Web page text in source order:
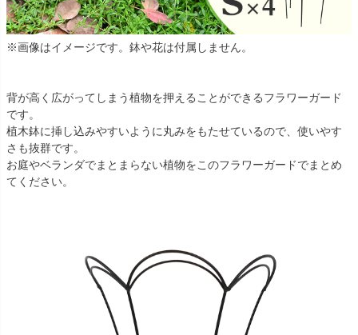
※画像はイメージです。鉢や花は付属しません。
背が高く広がってしまう植物を押えることができるフラワーガード
です。
植木鉢に挿し込みやすいように丸みをもたせているので、使いやす
さも抜群です。
お庭やベランダでまとまらない植物をこのフラワーガードでまとめ
てください。